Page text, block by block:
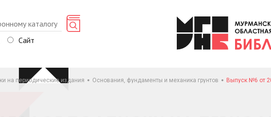
Сайт
на периодические издания Основания, фундаменты и механика грунтов Выпуск №6 от